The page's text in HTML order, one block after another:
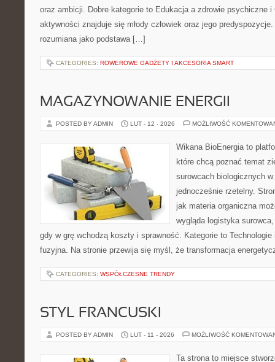
oraz ambicji. Dobre kategorie to Edukacja a zdrowie psychiczne i
aktywności znajduje się młody człowiek oraz jego
rozumiana jako podstawa […]
CATEGORIES: ROWEROWE GADŻETY I AKCESORIA SMART
MAGAZYNOWANIE ENERGII
POSTED BY ADMIN LUT - 12 - 2026 MOŻLIWOŚĆ
Wikana BioEnergia to
które chcą poznać temat
surowcach biologicznych
jednocześnie rzetelny.
jak materia organiczna
wygląda logistyka
gdy w grę wchodzą koszty i sprawność. Kategorie to Technologie
fuzyjna. Na stronie przewija się myśl, że transformacja
CATEGORIES: WSPÓŁCZESNE TRENDY
STYL FRANCUSKI
POSTED BY ADMIN LUT - 11 - 2026 MOŻLIWOŚĆ
Ta strona to miejsce